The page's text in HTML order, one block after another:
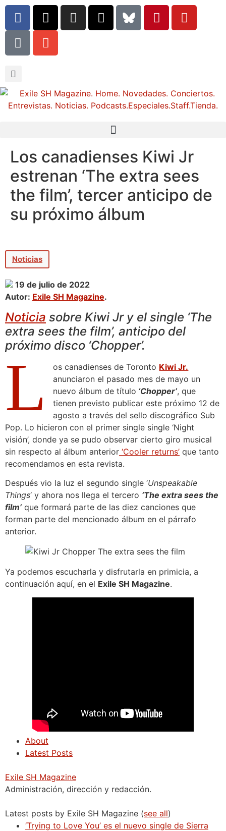
Los canadienses Kiwi Jr
estrenan ‘The extra sees
the film’, tercer anticipo de
su próximo álbum
Noticias
19 de julio de 2022
Autor: Exile SH Magazine.
Noticia sobre Kiwi Jr y el single ‘The
extra sees the film’, anticipo del
próximo disco ‘Chopper’.
L os canadienses de Toronto Kiwi Jr.
anunciaron el pasado mes de mayo un
nuevo álbum de título ‘Chopper’, que
tienen previsto publicar este próximo 12 de
agosto a través del sello discográfico Sub
Pop. Lo hicieron con el primer single single ‘Night
visión’, donde ya se pudo observar cierto giro musical
sin respecto al álbum anterior ‘Cooler returns’ que tanto
recomendamos en esta revista.
Después vio la luz el segundo single ‘Unspeakable
Things‘ y ahora nos llega el tercero ‘The extra sees the
film’ que formará parte de las diez canciones que
forman parte del mencionado álbum en el párrafo
anterior.
Ya podemos escucharla y disfrutarla en primicia, a
continuación aquí, en el Exile SH Magazine.
About
Latest Posts
Exile SH Magazine
Administración, dirección y redacción.
Latest posts by Exile SH Magazine (see all)
‘Trying to Love You’ es el nuevo single de Sierra